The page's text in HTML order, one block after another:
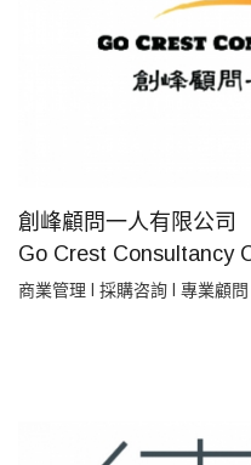
創峰顧問一人有限公司
Go Crest Consultancy
商業管理 l 採購咨詢 l 專業顧